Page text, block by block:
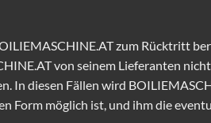
zum Rücktritt
von seinem Lieferanten
In diesen Fällen wird
Form möglich ist, und ihm die